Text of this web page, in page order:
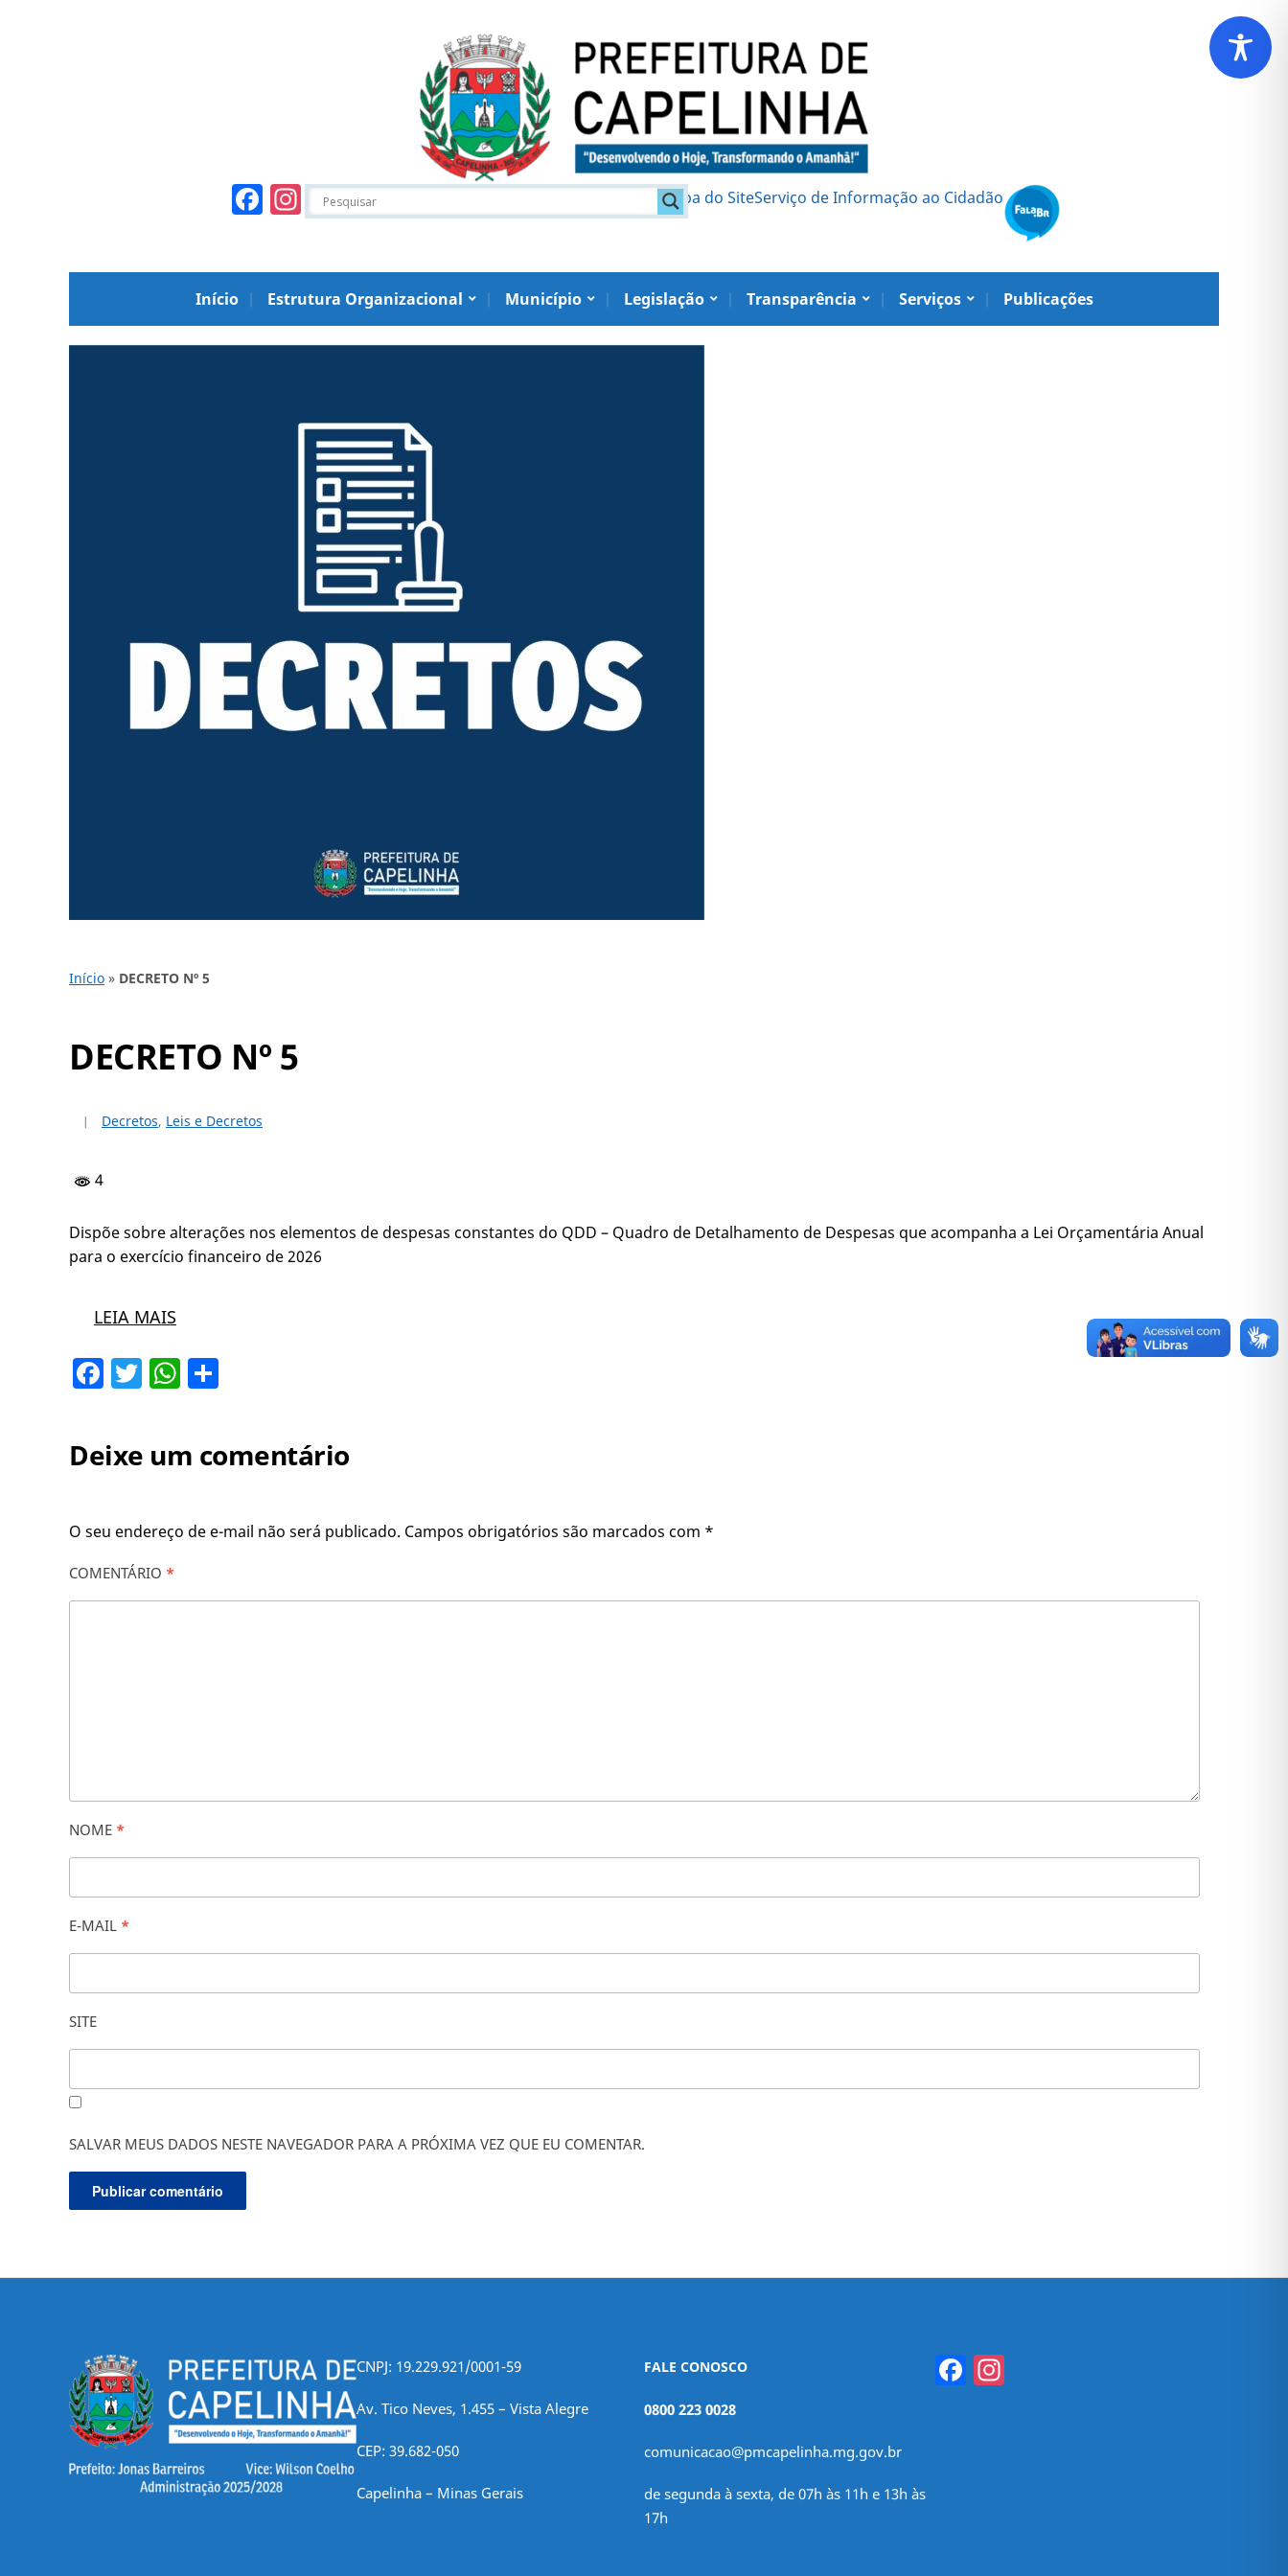
Facebook
Instagram Mapa do SiteServiço de Informação ao Cidadão
Início Estrutura Organizacional Município Legislação Transparência Serviços Publicações
Início » DECRETO Nº 5
DECRETO Nº 5
Decretos, Leis e Decretos
4
Dispõe sobre alterações nos elementos de despesas constantes do QDD – Quadro de Detalhamento de Despesas que acompanha a Lei Orçamentária Anual
para o exercício financeiro de 2026
LEIA MAIS
Facebook
TwitterWhatsApp
Deixe um comentário
O seu endereço de e-mail não será publicado. Campos obrigatórios são marcados com *
COMENTÁRIO *
NOME *
E-MAIL *
SITE
SALVAR MEUS DADOS NESTE NAVEGADOR PARA A PRÓXIMA VEZ QUE EU COMENTAR.
CNPJ: 19.229.921/0001-59
Av. Tico Neves, 1.455 – Vista Alegre
CEP: 39.682-050
Capelinha – Minas Gerais
FALE CONOSCO
0800 223 0028
comunicacao@pmcapelinha.mg.gov.br
de segunda à sexta, de 07h às 11h e 13h às
17h
Facebook